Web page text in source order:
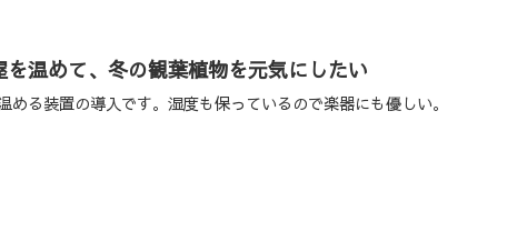
温めて、冬の観葉植物を元気にしたい
る装置の導入です。湿度も保っているので楽器にも優しい。